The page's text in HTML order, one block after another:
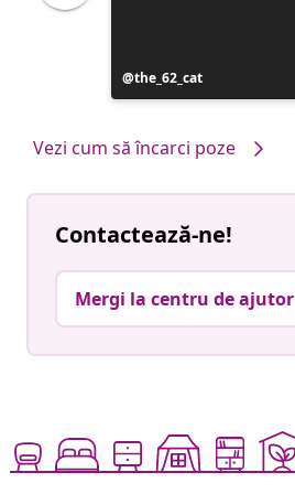
Postare
publicată
the_62_cat
Vezi cum să încarci poze
Contactează-ne!
Mergi la centru de ajutor